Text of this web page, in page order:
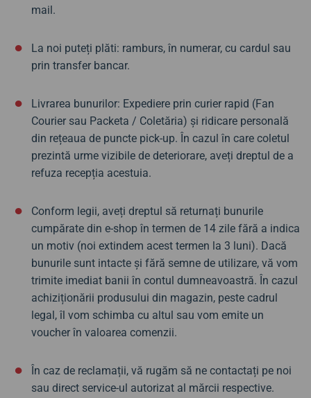
mail.
La noi puteți plăti: ramburs, în numerar, cu cardul sau
prin transfer bancar.
Livrarea bunurilor: Expediere prin curier rapid (Fan
Courier sau Packeta / Coletăria) și ridicare personală
din rețeaua de puncte pick-up. În cazul în care coletul
prezintă urme vizibile de deteriorare, aveți dreptul de a
refuza recepția acestuia.
Conform legii, aveți dreptul să returnați bunurile
cumpărate din e-shop în termen de 14 zile fără a indica
un motiv (noi extindem acest termen la 3 luni). Dacă
bunurile sunt intacte și fără semne de utilizare, vă vom
trimite imediat banii în contul dumneavoastră. În cazul
achiziționării produsului din magazin, peste cadrul
legal, îl vom schimba cu altul sau vom emite un
voucher în valoarea comenzii.
În caz de reclamații, vă rugăm să ne contactați pe noi
sau direct service-ul autorizat al mărcii respective.